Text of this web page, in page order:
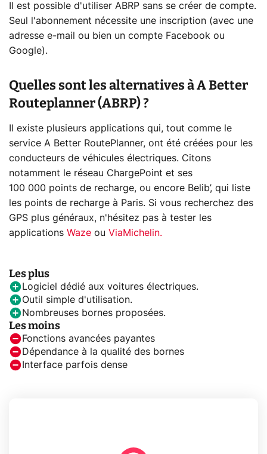
Il est possible d'utiliser ABRP sans se créer de compte.
Seul l'abonnement nécessite une inscription (avec une
adresse e-mail ou bien un compte Facebook ou
Google).
Quelles sont les alternatives à A Better
Routeplanner (ABRP) ?
Il existe plusieurs applications qui, tout comme le
service A Better RoutePlanner, ont été créées pour les
conducteurs de véhicules électriques. Citons
notamment le réseau ChargePoint et ses
100 000 points de recharge, ou encore Belib’, qui liste
les points de recharge à Paris. Si vous recherchez des
GPS plus généraux, n'hésitez pas à tester les
applications Waze ou ViaMichelin.
Les plus
Logiciel dédié aux voitures électriques.
Outil simple d'utilisation.
Nombreuses bornes proposées.
Les moins
Fonctions avancées payantes
Dépendance à la qualité des bornes
Interface parfois dense